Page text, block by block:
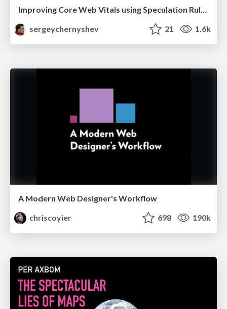
sergeychernyshev
21 1.6k
A Modern Web Designer's Workflow
chriscoyier
698 190k